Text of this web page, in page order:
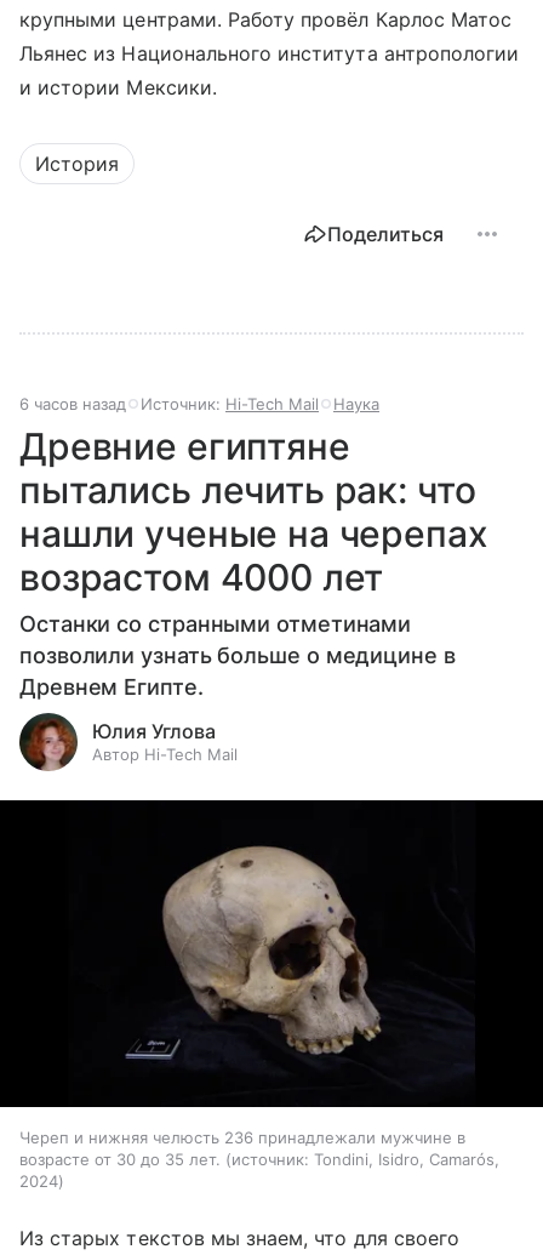
крупными центрами. Работу провёл Карлос Матос
Льянес из Национального института антропологии
и истории Мексики.
История
Поделиться
6 часов назад Источник: Hi-Tech Mail Наука
Древние египтяне
пытались лечить рак: что
нашли ученые на черепах
возрастом 4000 лет
Останки со странными отметинами
позволили узнать больше о медицине в
Древнем Египте.
Юлия Углова
Автор Hi-Tech Mail
Череп и нижняя челюсть 236 принадлежали мужчине в
возрасте от 30 до 35 лет.
источник: Tondini, Isidro, Camarós,
2024
Из старых текстов мы знаем, что для своего